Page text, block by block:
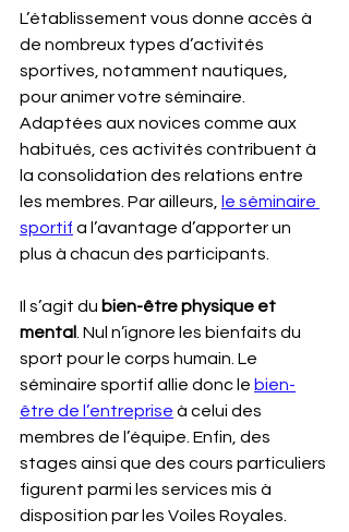
L’établissement vous donne accès à
de nombreux types d’activités
sportives, notamment nautiques,
pour animer votre séminaire.
Adaptées aux novices comme aux
habitués, ces activités contribuent à
la consolidation des relations entre
les membres. Par ailleurs,
le séminaire
sportif a l’avantage d’apporter un
plus à chacun des participants.
Il s’agit du bien-être physique et
mental . Nul n’ignore les bienfaits du
sport pour le corps humain. Le
séminaire sportif allie donc le bien-
être de l’entreprise à celui des
membres de l’équipe. Enfin, des
stages ainsi que des cours particuliers
figurent parmi les services mis à
disposition par les Voiles Royales.